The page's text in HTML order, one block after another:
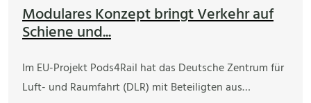
Modulares Konzept bringt Verkehr auf
Schiene und...
Im EU-Projekt Pods4Rail hat das Deutsche Zentrum für
Luft- und Raumfahrt (DLR) mit Beteiligten aus…